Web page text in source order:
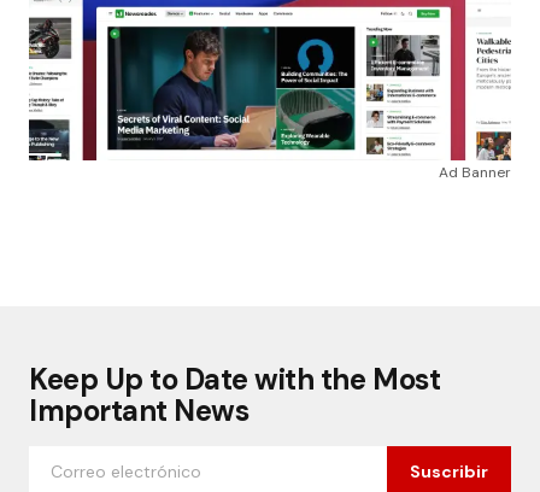
Ad Banner
Keep Up to Date with the Most
Important News
Suscribir